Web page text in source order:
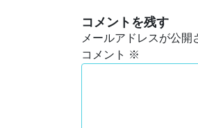
コメントを残す
メールアドレスが公開
コメント ※